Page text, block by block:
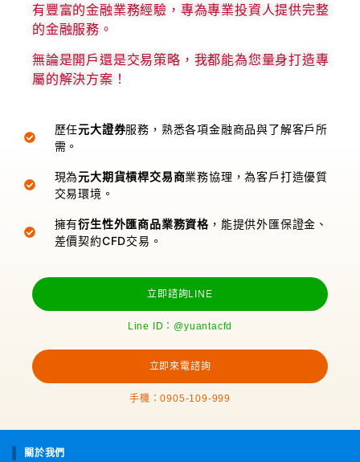
有豐富的金融業務經驗，專為專業投資人提供完整
的金融服務。
無論是開戶還是交易策略，我都能為您量身打造專
屬的解決方案！
歷任元大證券服務，熟悉各項金融商品與了解客戶所
需。
現為元大期貨槓桿交易商業務協理，為客戶打造優質
交易環境。
擁有衍生性外匯商品業務資格，能提供外匯保證金、
差價契約CFD交易。
立即諮詢LINE
Line ID：@yuantacfd
立即來電諮詢
手機：0905-109-999
關於我們